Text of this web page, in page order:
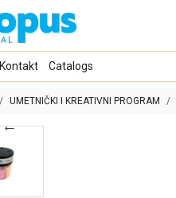
Kontakt Catalogs
UMETNIČKI I KREATIVNI PROGRAM